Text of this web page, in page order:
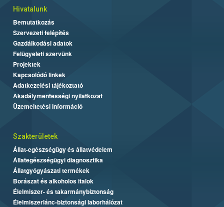
Hivatalunk
Bemutatkozás
Szervezeti felépítés
Gazdálkodási adatok
Felügyeleti szervünk
Projektek
Kapcsolódó linkek
Adatkezelési tájékoztató
Akadálymentességi nyilatkozat
Üzemeltetési információ
Szakterületek
Állat-egészségügy és állatvédelem
Állategészségügyi diagnosztika
Állatgyógyászati termékek
Borászat és alkoholos italok
Élelmiszer- és takarmánybiztonság
Élelmiszerlánc-biztonsági laborhálózat